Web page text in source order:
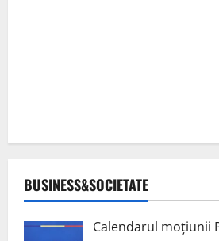
BUSINESS&SOCIETATE
Calendarul moțiunii